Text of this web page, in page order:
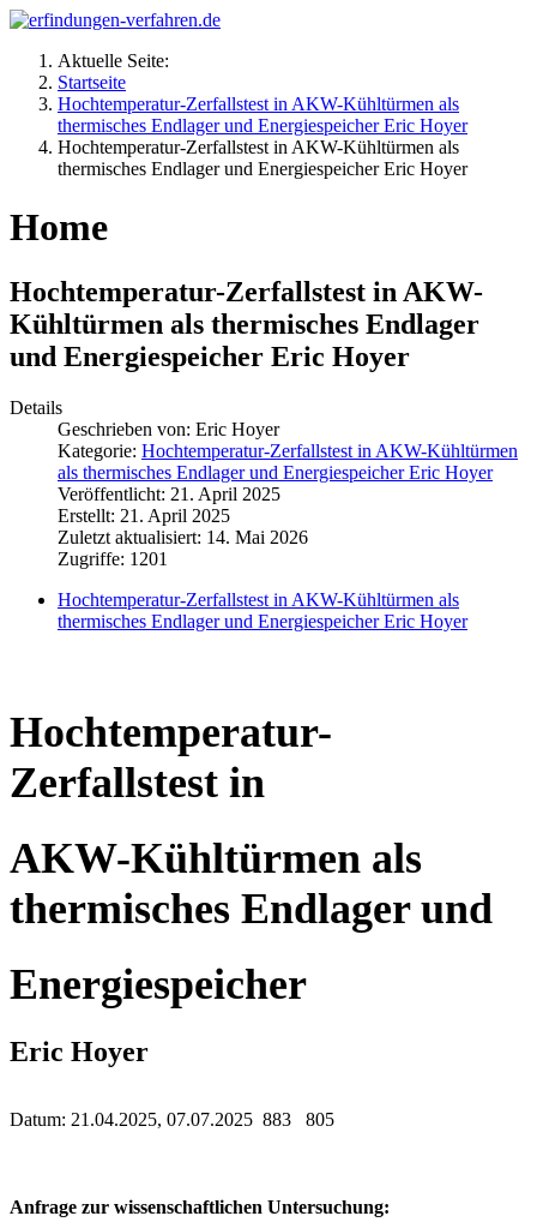
Aktuelle Seite:
Startseite
Hochtemperatur-Zerfallstest in AKW-Kühltürmen als
thermisches Endlager und Energiespeicher Eric Hoyer
Hochtemperatur-Zerfallstest in AKW-Kühltürmen als
thermisches Endlager und Energiespeicher Eric Hoyer
Home
Hochtemperatur-Zerfallstest in AKW-
Kühltürmen als thermisches Endlager
und Energiespeicher Eric Hoyer
Details
Geschrieben von: Eric Hoyer
Kategorie: Hochtemperatur-Zerfallstest in AKW-Kühltürmen
als thermisches Endlager und Energiespeicher Eric Hoyer
Veröffentlicht: 21. April 2025
Erstellt: 21. April 2025
Zuletzt aktualisiert: 14. Mai 2026
Zugriffe: 1201
Hochtemperatur-Zerfallstest in AKW-Kühltürmen als
thermisches Endlager und Energiespeicher Eric Hoyer
Hochtemperatur-
Zerfallstest in
AKW-Kühltürmen als
thermisches Endlager und
Energiespeicher
Eric Hoyer
Datum: 21.04.2025, 07.07.2025 883 805
Anfrage zur wissenschaftlichen Untersuchung: